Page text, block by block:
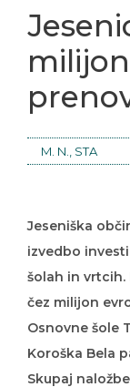
M. N., STA
Jeseniška
izvedbo
šolah in vrtcih.
čez milijon
Osnovne šole
Koroška Bela
Skupaj